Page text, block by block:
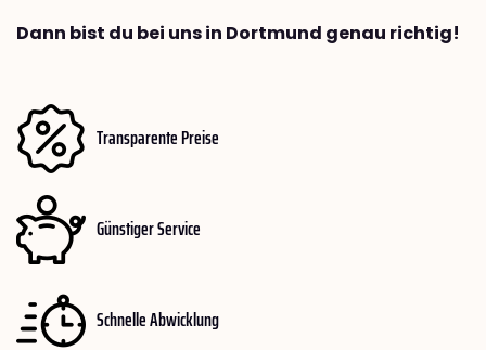
Dann bist du bei uns in Dortmund genau richtig!
Transparente Preise
Günstiger Service
Schnelle Abwicklung